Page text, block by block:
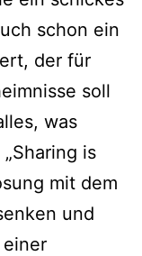
schon ein
der für
soll
was
is
mit dem
und